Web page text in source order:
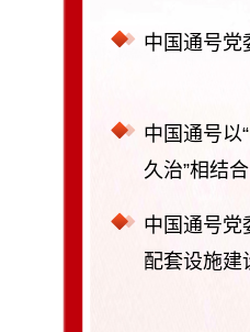
中国通号党
中国通号以
久治”相结合
中国通号党
配套设施建